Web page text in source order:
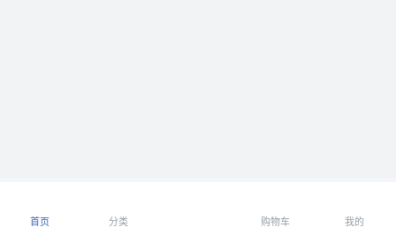
首页 分类 购物车 我的